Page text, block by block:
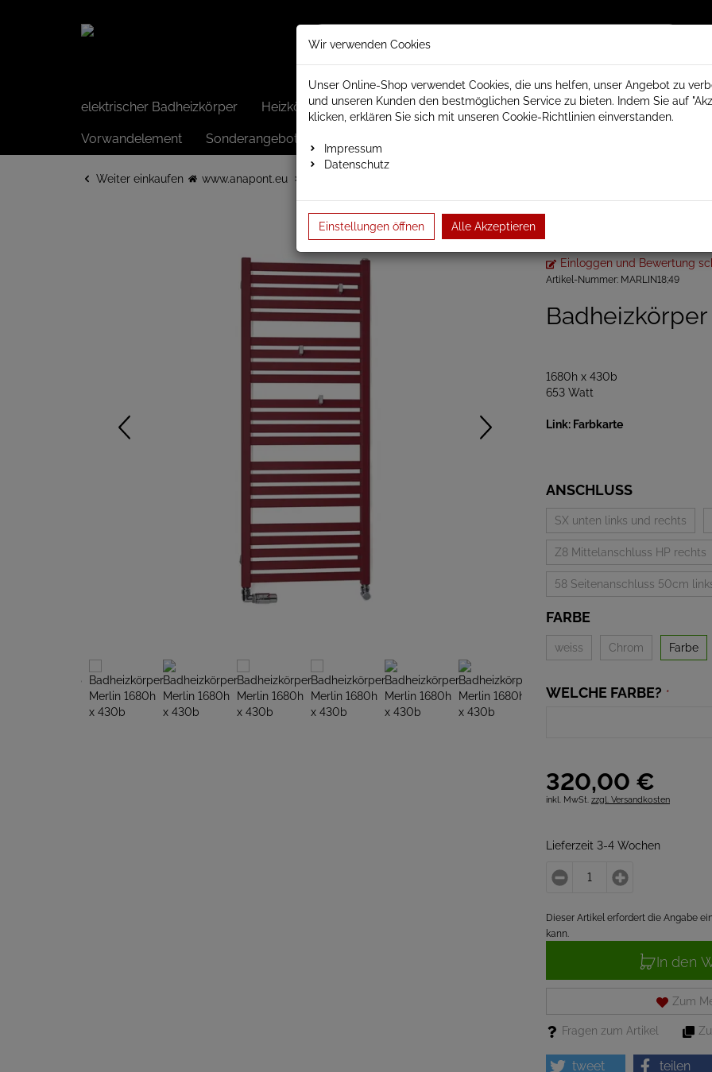
elektrischer Badheizkörper Heizkörper elektrisch Schamotte Badheizkörper Heizkörperzubehör
Vorwandelement Sonderangebote
Weiter einkaufen www.anapont.eu
Einloggen und Bewertung
Artikel-Nummer: MARLIN18;49
1680h x 430b
653 Watt
Link: Farbkarte
ANSCHLUSS
SX unten links und rechts
Z8 Mittelanschluss HP rechts
58 Seitenanschluss 50cm
FARBE
weiss Chrom Farbe
WELCHE FARBE? *
320,00 €
inkl. MwSt. zzgl. Versandkosten
Lieferzeit 3-4 Wochen
Dieser Artikel erfordert die Angabe
kann.
In den
Zum
Fragen zum Artikel
tweet teilen
Wir verwenden Cookies
Unser Online-Shop verwendet Cookies, die uns helfen, unser Angebot zu
und unseren Kunden den bestmöglichen Service zu bieten. Indem Sie auf
klicken, erklären Sie sich mit unseren Cookie-Richtlinien einverstanden.
Impressum
Datenschutz
Einstellungen öffnen Alle Akzeptieren